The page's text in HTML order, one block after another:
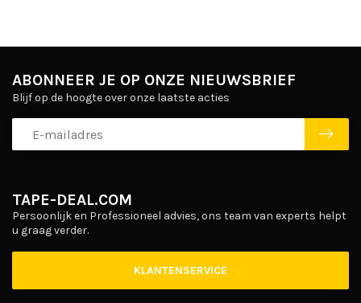
TAPE-DEAL.COM
Persoonlijk en Professioneel advies, ons team van experts helpt
u graag verder.
KLANTENSERVICE
ABONNEER JE OP ONZE NIEUWSBRIEF
Blijf op de hoogte over onze laatste acties